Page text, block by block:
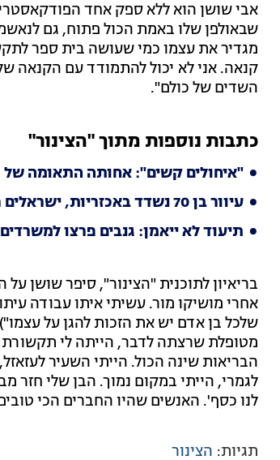
אבי שושן הוא ללא ספק אחד
שבאולפן שלו באמת הכול פתוח, גם
מגדיר את עצמו כמי שעושה בית ספר
השדים של כולם".
כתבות נוספות מתוך "הצינור"
"איחולים קשים": אחותה התאומה
עיוור בן 70 נשדד באכזריות, ישראלים רבים התגייסו לסייע
תיעוד לא ייאמן: גנבים פרצו
בריאיון לתוכנית "הצינור", סיפר שושן
אחרי מושיקו מור. עשיתי איתו עבודה
שלכל בן אדם יש את הזכות להגן על
מטופלת שרצתה לדבר, הייתה לי
הבריאות שינה הכול. הייתי השעיר
לגמרי, הייתי במקום נמוך. הבן שלי חזר
לנו כסף'. האנשים שהיו החברים הכי
תגיות: הצינור